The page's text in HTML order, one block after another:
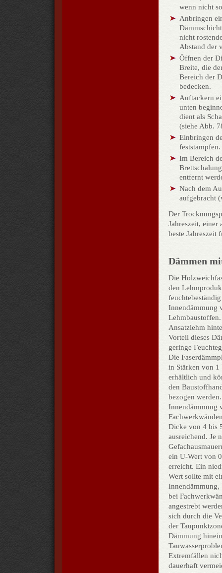
wenn nicht
Anbringen
nicht
Abstand der
Öffnen der
Breite, die
Bereich der
bedecken.
Auftackern
unten
dient als
(siehe Abb.
Einbringen
Im Bereich
entfernt
Nach dem
aufgebracht
Der
Jahreszeit,
beste Jahreszeit
Dämmen
Die
den
Innendämmung
Ansatzlehm
Vorteil dieses
geringe
Die
in Stärken von 1
erhältlich und
den
bezogen
Innendämmung
Dicke von 4 bis
ausreichend. Je
ein U-Wert von
erreicht. Ein
Wert sollte mit
Innendämmung,
bei
angestrebt
sich durch die
der
Dämmung hinein
Extremfällen
dauerhaft